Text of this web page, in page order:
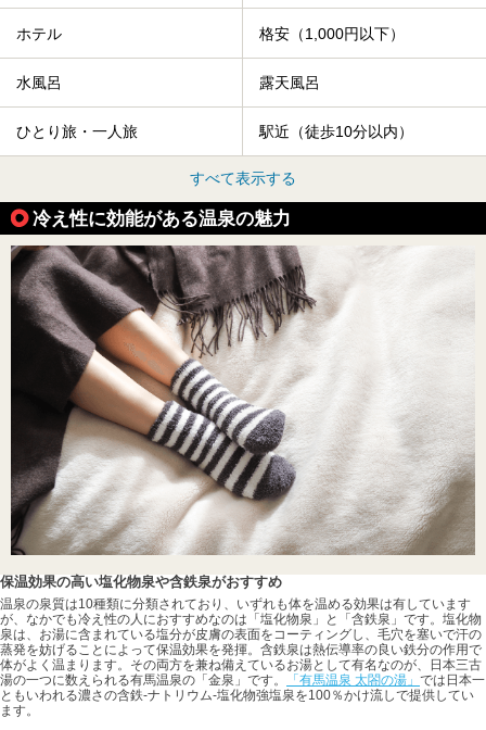
ホテル 格安（1,000円以下）
水風呂 露天風呂
ひとり旅・一人旅 駅近（徒歩10分以内）
すべて表示する
冷え性に効能がある温泉の魅力
保温効果の高い塩化物泉や含鉄泉がおすすめ
温泉の泉質は10種類に分類されており、いずれも体を温める効果は有しています
が、なかでも冷え性の人におすすめなのは「塩化物泉」と「含鉄泉」です。塩化物
泉は、お湯に含まれている塩分が皮膚の表面をコーティングし、毛穴を塞いで汗の
蒸発を妨げることによって保温効果を発揮。含鉄泉は熱伝導率の良い鉄分の作用で
体がよく温まります。その両方を兼ね備えているお湯として有名なのが、日本三古
湯の一つに数えられる有馬温泉の「金泉」です。
「有馬温泉 太閤の湯」 では日本一
ともいわれる濃さの含鉄-ナトリウム-塩化物強塩泉を100％かけ流しで提供してい
ます。